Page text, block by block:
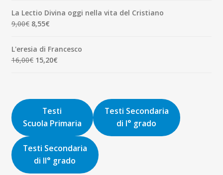
originale
era:
8,00€.
attuale
è:
La Lectio Divina oggi nella vita del Cristiano
9,00€ Il
originale
era:
9,00€.
8,55€Il
attuale
è:
L'eresia di Francesco
16,00€ Il
15,20€Il
15,20€.
Testi
Scuola Primaria
Testi Secondaria
di I° grado
Testi Secondaria
di II° grado